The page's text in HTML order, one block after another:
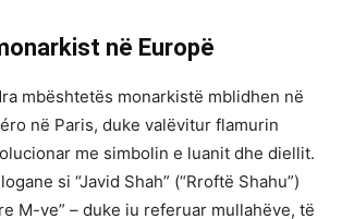
në Europë
mbështetës monarkistë mblidhen në
në Paris, duke valëvitur flamurin
me simbolin e luanit dhe diellit.
si “Javid Shah” (“Rroftë Shahu”)
M-ve” – duke iu referuar mullahëve, të